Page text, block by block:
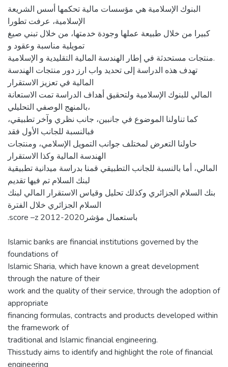
البنوك الإسلامية هي مؤسسات مالية تحكمها أسس الشريعة
الإسلامية، عرفت تطورا
كبيرا من خلال طبيعة عملها وجودة خدمتها، من خلال تبني صيغ
تمويلية مناسبة وعقود و
منتجات مستحدثة في إطار الهندسة المالية التقليدية و الإسلامية.
تهدف هذه الدراسة إلى تحديد واب ارز دور منتجات الهندسة
المالية في تعزيز الاستقرار
المالي للبنوك الإسلامية ولتحقيق أهداف الدراسة تمت الاستعانة
بالمنهج الوصفي التحليلي،
كما تناولنا الموضوع في جانبين، جانب نظري وآخر تطبيقي،
فبالنسبة للجانب الأول فقد
حاولنا التعرض لمختلف جوانب التمويل الإسلامي، ومنتجات
الهندسة المالية وكذا الاستقرار
المالي، أما بالنسبة للجانب التطبيقي قمنا بدراسة ميدانية تطبيقية
لبنك السلام تم فيها تقديم
بنك السلام الجزائري وكذلك تحليل وقياس الاستقرار المالي لبنك
السلام الجزائري خلال الفترة
.score –z باستعمال مؤشر2020-2012
Islamic banks are financial institutions governed by the
foundations of
Islamic Sharia, which have known a great development
through the nature of their
work and the quality of their service, through the adoption of
appropriate
financing formulas, contracts and products developed within
the framework of
traditional and Islamic financial engineering.
Thisstudy aims to identify and highlight the role of financial
engineering